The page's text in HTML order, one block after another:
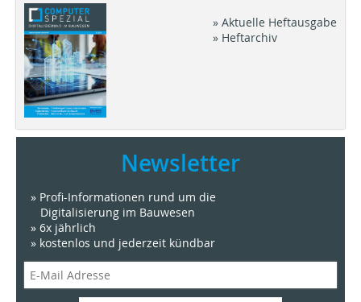
» Aktuelle Heftausgabe
» Heftarchiv
Newsletter
» Profi-Informationen rund um die
Digitalisierung im Bauwesen
» 6x jährlich
» kostenlos und jederzeit kündbar